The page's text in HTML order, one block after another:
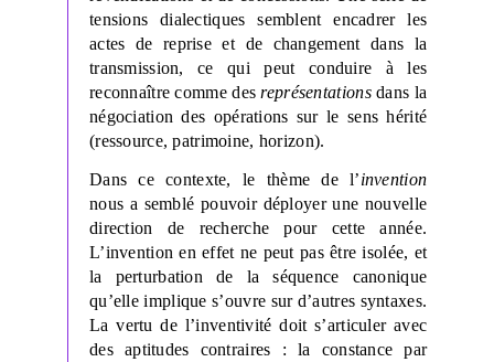
tensions dialectiques semblent encadrer les
actes de reprise et de changement dans la
transmission, ce qui peut conduire à les
reconnaître comme desreprésentationsdans la
négociation des opérations sur le sens hérité
(ressource, patrimoine, horizon).
Dans ce contexte, le thème de l’invention
nous a semblé pouvoir déployer une nouvelle
direction de recherche pour cette année.
L’invention en effet ne peut pas être isolée, et
la perturbation de la séquence canonique
qu’elle implique s’ouvre sur d’autres syntaxes.
La vertu de l’inventivité doit s’articuler avec
des aptitudes contraires : la constance par